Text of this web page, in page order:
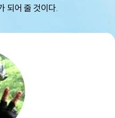
되어 줄 것이다.